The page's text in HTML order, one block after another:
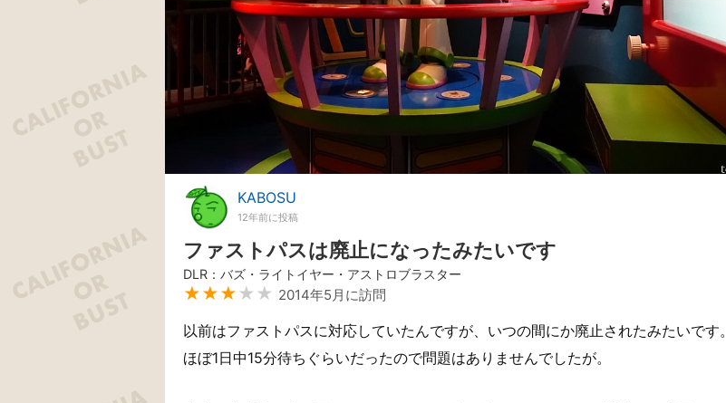
KABOSU
12年前に投稿
ファストパスは廃止になったみたいです
DLR：バズ・ライトイヤー・アストロブラスター
★★★ ★★ 2014年5月に訪問
以前はファストパスに対応していたんですが、いつの間にか廃止されたみたいです。
ほぼ1日中15分待ちぐらいだったので問題はありませんでしたが。